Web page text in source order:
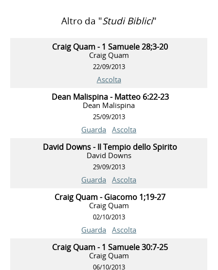
Altro da "Studi Biblici"
Craig Quam - 1 Samuele 28;3-20
Craig Quam
22/09/2013
Ascolta
Dean Malispina - Matteo 6:22-23
Dean Malispina
25/09/2013
Guarda Ascolta
David Downs - Il Tempio dello Spirito
David Downs
29/09/2013
Guarda Ascolta
Craig Quam - Giacomo 1;19-27
Craig Quam
02/10/2013
Guarda Ascolta
Craig Quam - 1 Samuele 30:7-25
Craig Quam
06/10/2013